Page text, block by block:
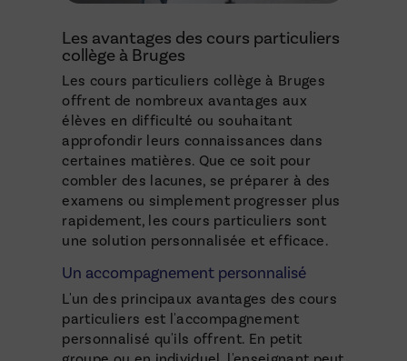
Les avantages des cours particuliers
collège à Bruges
Les cours particuliers collège à Bruges
offrent de nombreux avantages aux
élèves en difficulté ou souhaitant
approfondir leurs connaissances dans
certaines matières. Que ce soit pour
combler des lacunes, se préparer à des
examens ou simplement progresser plus
rapidement, les cours particuliers sont
une solution personnalisée et efficace.
Un accompagnement personnalisé
L'un des principaux avantages des cours
particuliers est l'accompagnement
personnalisé qu'ils offrent. En petit